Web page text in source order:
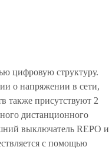
цифровую структуру.
о напряжении в сети,
также присутствуют 2
дистанционного
выключатель REPO и
с помощью